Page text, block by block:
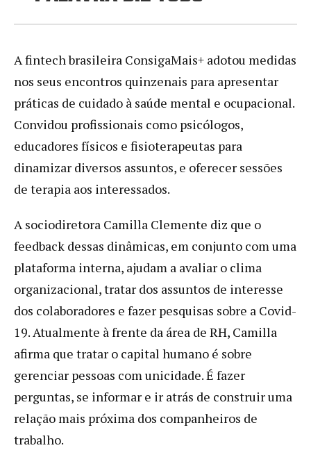
A fintech brasileira ConsigaMais+ adotou medidas
nos seus encontros quinzenais para apresentar
práticas de cuidado à saúde mental e ocupacional.
Convidou profissionais como psicólogos,
educadores físicos e fisioterapeutas para
dinamizar diversos assuntos, e oferecer sessões
de terapia aos interessados.
A sociodiretora Camilla Clemente diz que o
feedback dessas dinâmicas, em conjunto com uma
plataforma interna, ajudam a avaliar o clima
organizacional, tratar dos assuntos de interesse
dos colaboradores e fazer pesquisas sobre a Covid-
19. Atualmente à frente da área de RH, Camilla
afirma que tratar o capital humano é sobre
gerenciar pessoas com unicidade. É fazer
perguntas, se informar e ir atrás de construir uma
relação mais próxima dos companheiros de
trabalho.